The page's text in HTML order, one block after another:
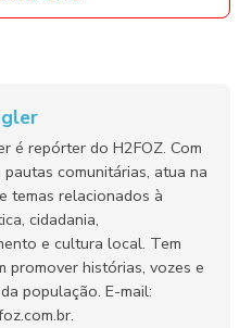
é repórter do H2FOZ. Com
comunitárias, atua na
temas relacionados à
cidadania,
e cultura local. Tem
promover histórias, vozes e
população. E-mail: